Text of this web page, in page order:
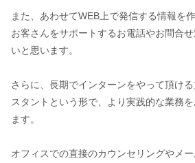
また、あわせてWEB上で発信する情報を
お客さんをサポートするお電話やお問合
いと思います。
さらに、長期でインターンをやって頂け
スタントという形で、より実践的な業務
ます。
オフィスでの直接のカウンセリングやメ